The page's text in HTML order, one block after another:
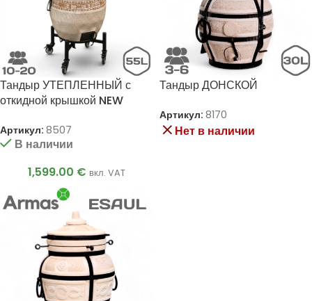
Тандыр УТЕПЛЕННЫЙ с
откидной крышкой NEW
Артикул: 8507
В наличии
1,599.00 € вкл. VAT
Тандыр ДОНСКОЙ
Артикул: 8170
Нет в наличии